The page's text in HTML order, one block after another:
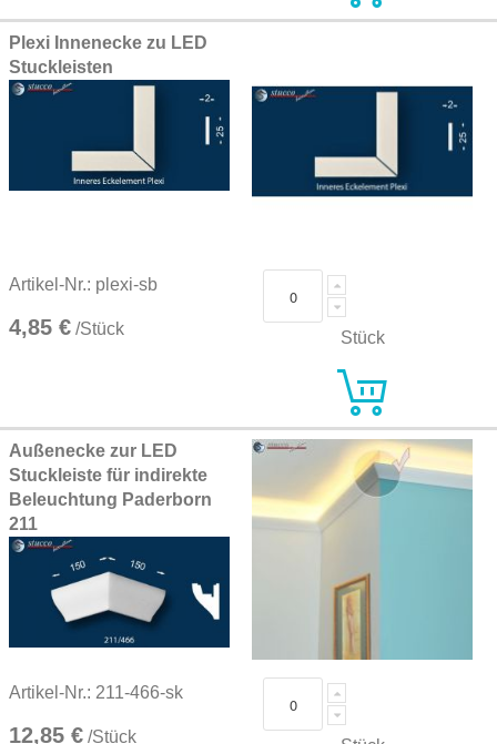
Plexi Innenecke zu LED
Stuckleisten
Artikel-Nr.: plexi-sb
4,85 € /Stück Stück
Außenecke zur LED
Stuckleiste für indirekte
Beleuchtung Paderborn
211
Artikel-Nr.: 211-466-sk
12,85 € /Stück